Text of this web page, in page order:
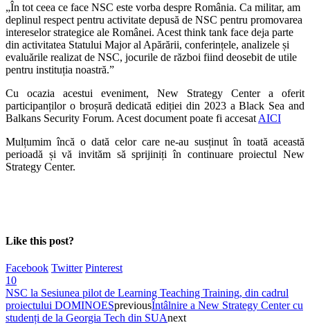
„În tot ceea ce face NSC este vorba despre România. Ca militar, am
deplinul respect pentru activitate depusă de NSC pentru promovarea
intereselor strategice ale Românei. Acest think tank face deja parte
din activitatea Statului Major al Apărării, conferințele, analizele și
evaluările realizat de NSC, jocurile de război fiind deosebit de utile
pentru instituția noastră.”
Cu ocazia acestui eveniment, New Strategy Center a oferit
participanților o broșură dedicată ediției din 2023 a Black Sea and
Balkans Security Forum. Acest document poate fi accesat AICI
Mulțumim încă o dată celor care ne-au susținut în toată această
perioadă și vă invităm să sprijiniți în continuare proiectul New
Strategy Center.
Like this post?
Facebook Twitter Pinterest
10
NSC la Sesiunea pilot de Learning Teaching Training, din cadrul
proiectului DOMINOESpreviousÎntâlnire a New Strategy Center cu
studenți de la Georgia Tech din SUAnext